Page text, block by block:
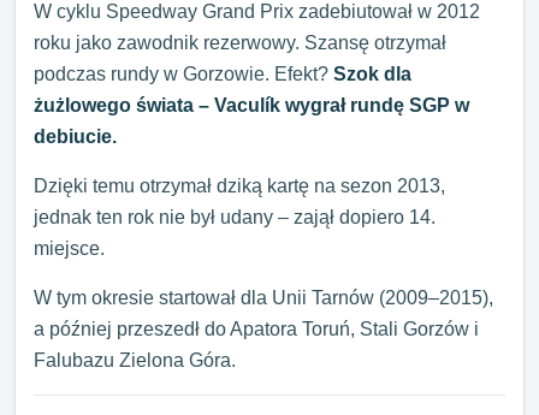
W cyklu Speedway Grand Prix zadebiutował w 2012
roku jako zawodnik rezerwowy. Szansę otrzymał
podczas rundy w Gorzowie. Efekt? Szok dla
żużlowego świata – Vaculík wygrał rundę SGP w
debiucie.
Dzięki temu otrzymał dziką kartę na sezon 2013,
jednak ten rok nie był udany – zajął dopiero 14.
miejsce.
W tym okresie startował dla Unii Tarnów (2009–2015),
a później przeszedł do Apatora Toruń, Stali Gorzów i
Falubazu Zielona Góra.